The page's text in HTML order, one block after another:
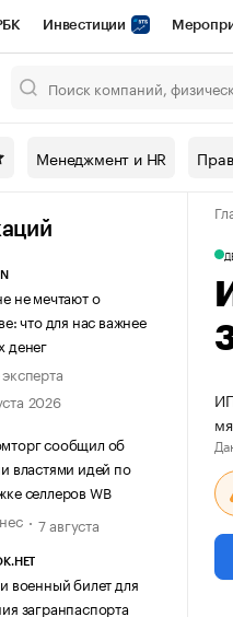
Инвестиции
Конференции СПб
Рынок
Менеджмент и HR
не мечтают о
что для нас важнее
денег
2026
сообщил об
властями идей по
селлеров WB
7 августа
военный билет для
загранпаспорта